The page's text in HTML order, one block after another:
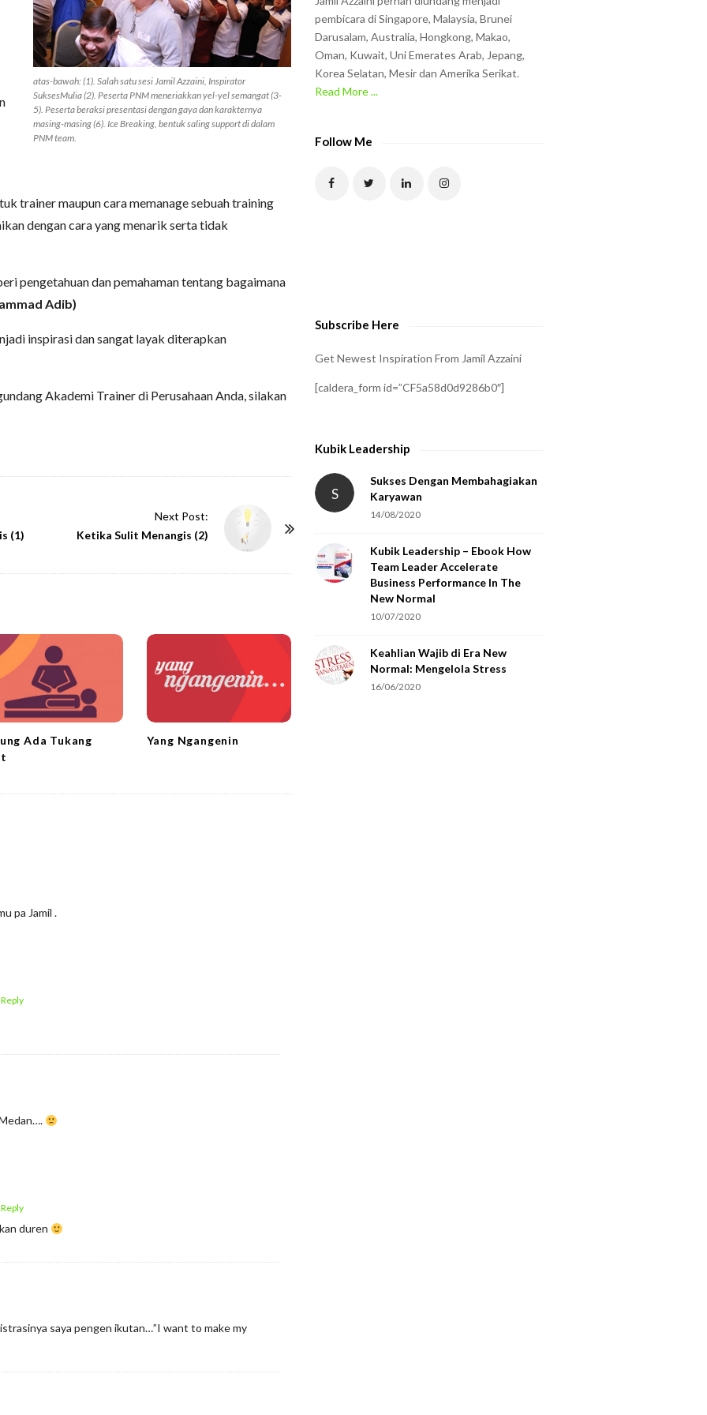
atas-bawah: (1). Salah satu sesi Jamil Azzaini, Inspirator
SuksesMulia (2). Peserta PNM meneriakkan yel-yel semangat (3-
5). Peserta beraksi presentasi dengan gaya dan karakternya
masing-masing (6). Ice Breaking, bentuk saling support di dalam
PNM team.
trainer maupun cara memanage sebuah training
dengan cara yang menarik serta tidak
pengetahuan dan pemahaman tentang bagaimana
Adib)
inspirasi dan sangat layak diterapkan
Akademi Trainer di Perusahaan Anda, silakan
(1)
Next Post:
Ketika Sulit Menangis (2)
Ada Tukang
Yang Ngangenin
pa Jamil .
duren
saya pengen ikutan…”I want to make my
pembicara di Singapore, Malaysia, Brunei
Darusalam, Australia, Hongkong, Makao,
Oman, Kuwait, Uni Emerates Arab, Jepang,
Korea Selatan, Mesir dan Amerika Serikat.
Read More ...
Follow Me
Subscribe Here
Get Newest Inspiration From Jamil Azzaini
[caldera_form id=”CF5a58d0d9286b0″]
Kubik Leadership
S
Sukses Dengan Membahagiakan
Karyawan
14/08/2020
Kubik Leadership – Ebook How
Team Leader Accelerate
Business Performance In The
New Normal
10/07/2020
Keahlian Wajib di Era New
Normal: Mengelola Stress
16/06/2020